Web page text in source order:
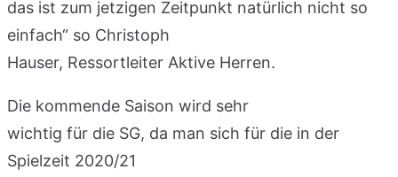
das ist zum jetzigen Zeitpunkt natürlich nicht so
einfach“ so Christoph
Hauser, Ressortleiter Aktive Herren.
Die kommende Saison wird sehr
wichtig für die SG, da man sich für die in der
Spielzeit 2020/21